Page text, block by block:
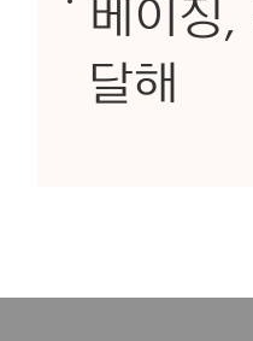
베이징
달해